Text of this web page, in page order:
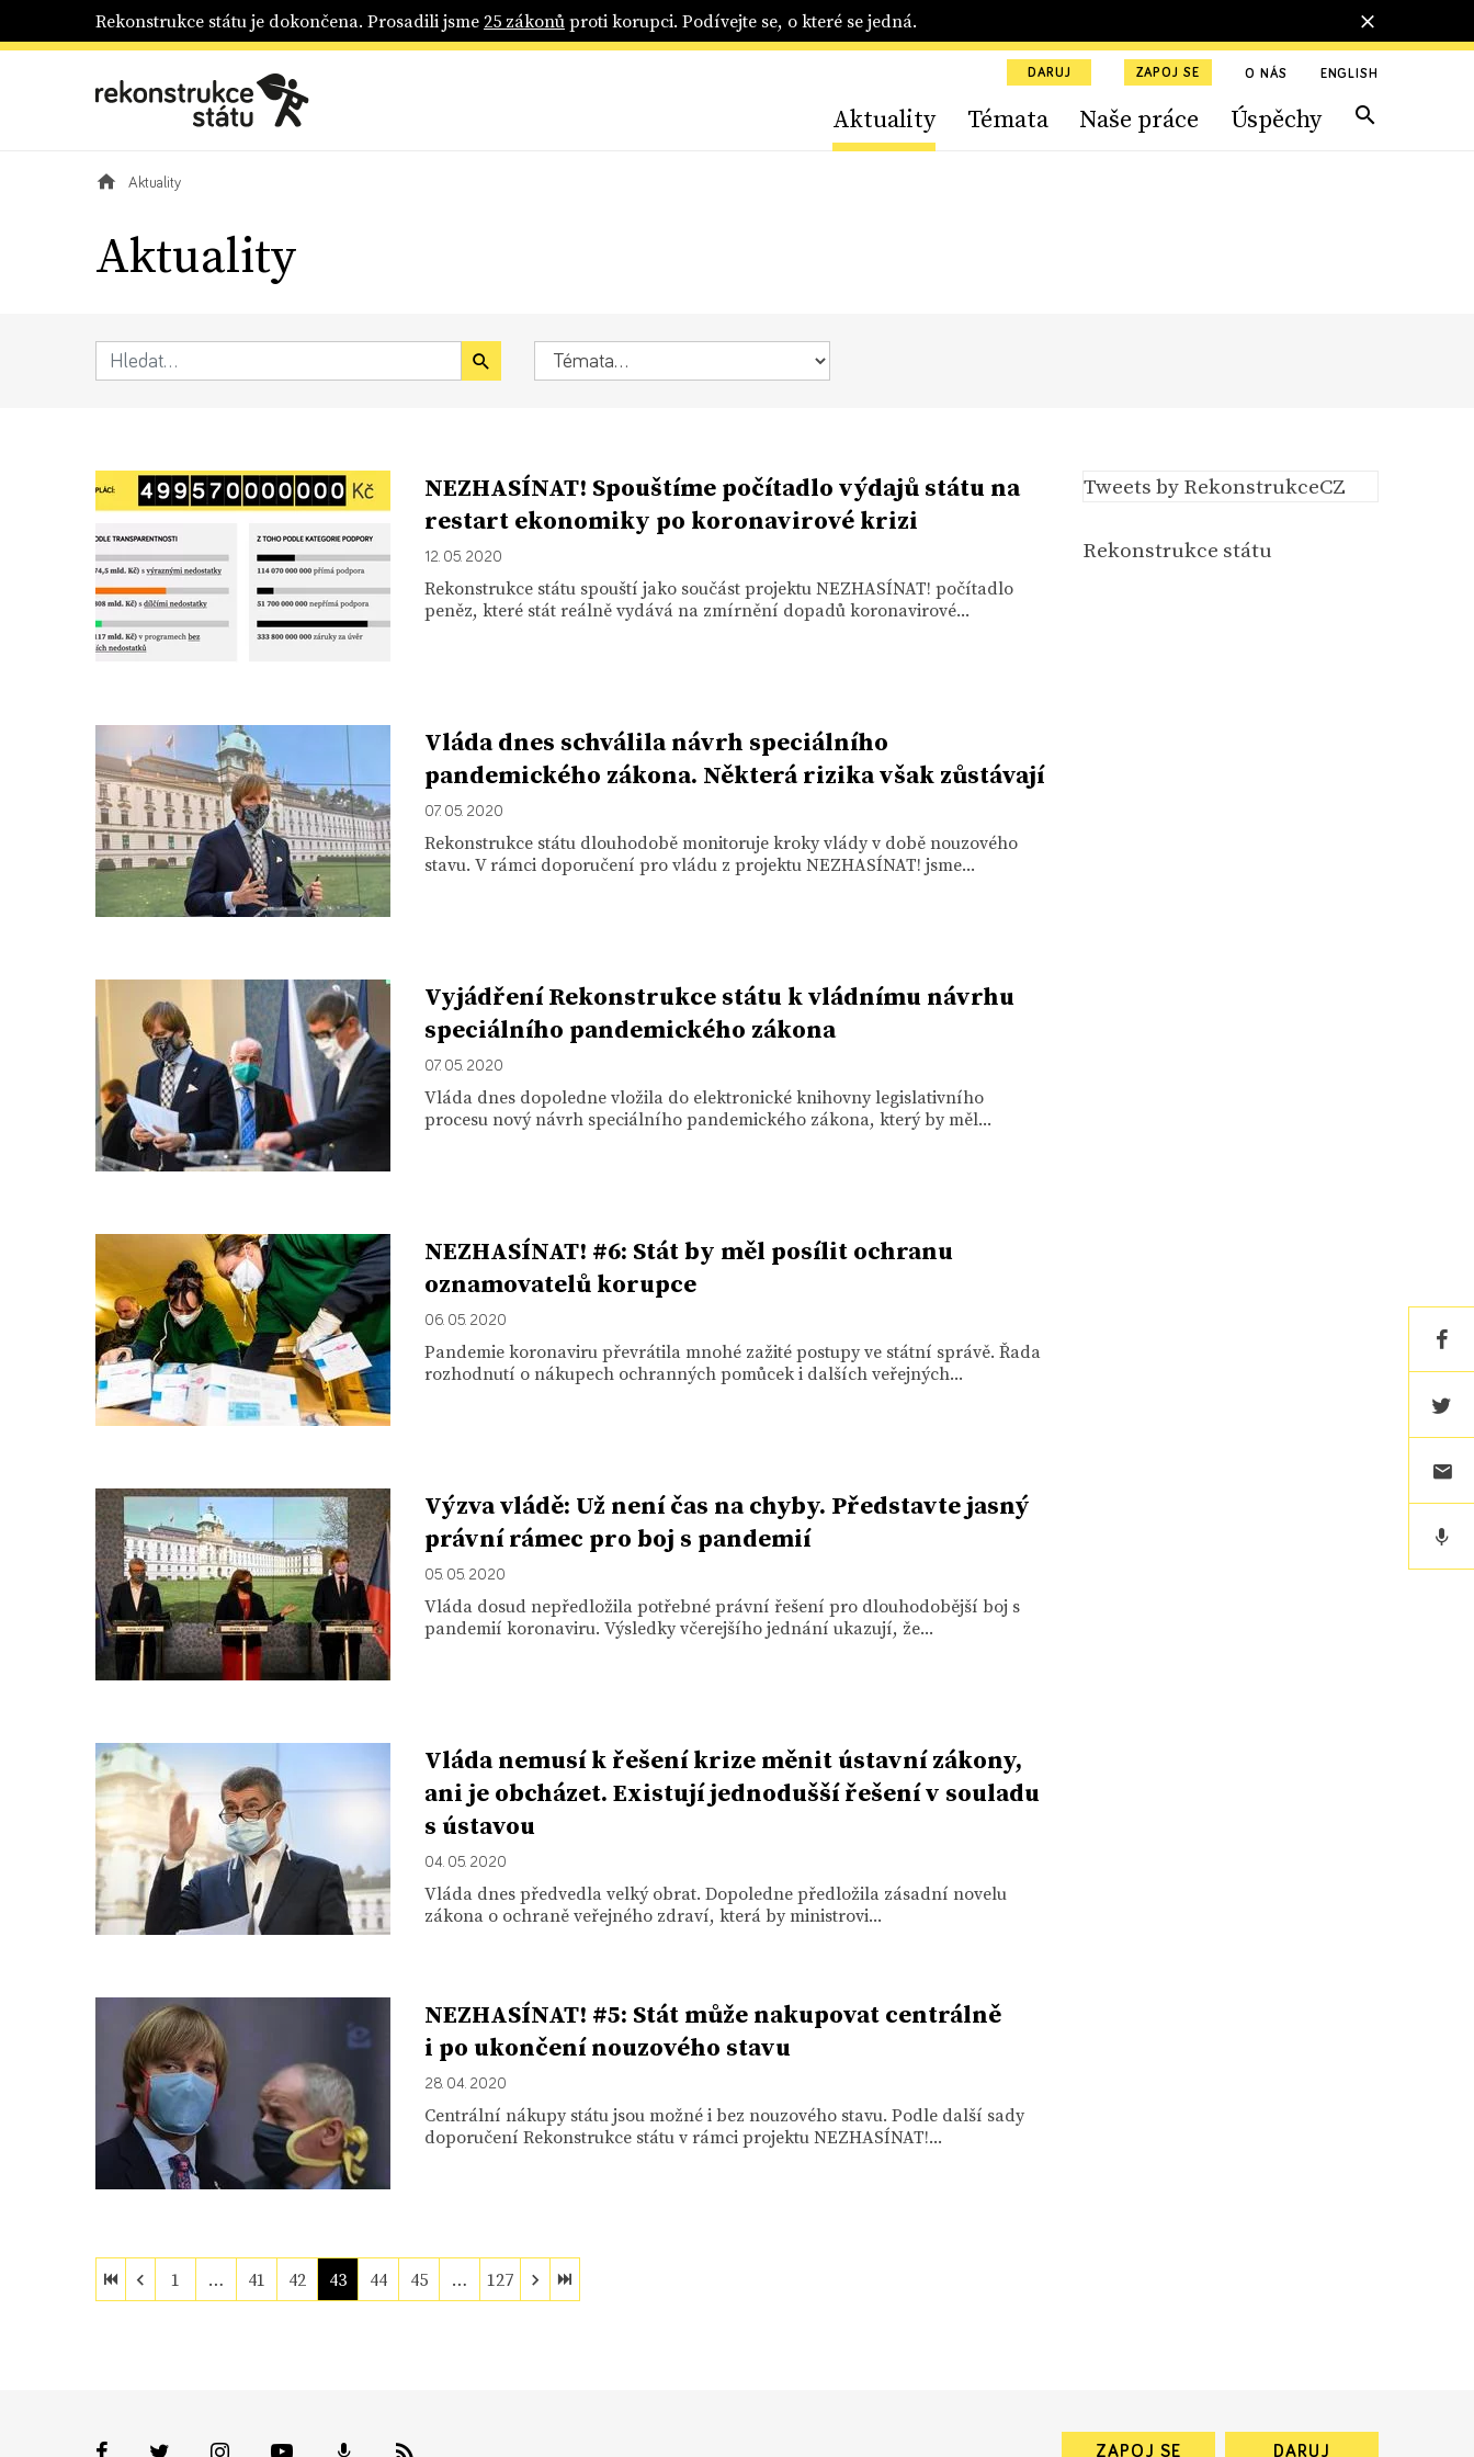
Rekonstrukce státu je dokončena. Prosadili jsme25 zákonůproti korupci. Podívejte se, o které se jedná.
DARUJ ZAPOJ SE O NÁS ENGLISH
Aktuality Témata Naše práce Úspěchy
Aktuality
Aktuality
NEZHASÍNAT! Spouštíme počítadlo výdajů státu na
restart ekonomiky po koronavirové krizi
12. 05. 2020
Rekonstrukce státu spouští jako součást projektu NEZHASÍNAT! počítadlo
peněz, které stát reálně vydává na zmírnění dopadů koronavirové...
Vláda dnes schválila návrh speciálního
pandemického zákona. Některá rizika však zůstávají
07. 05. 2020
Rekonstrukce státu dlouhodobě monitoruje kroky vlády v době nouzového
stavu. V rámci doporučení pro vládu z projektu NEZHASÍNAT! jsme...
Vyjádření Rekonstrukce státu k vládnímu návrhu
speciálního pandemického zákona
07. 05. 2020
Vláda dnes dopoledne vložila do elektronické knihovny legislativního
procesu nový návrh speciálního pandemického zákona, který by měl...
NEZHASÍNAT! #6: Stát by měl posílit ochranu
oznamovatelů korupce
06. 05. 2020
Pandemie koronaviru převrátila mnohé zažité postupy ve státní správě. Řada
rozhodnutí o nákupech ochranných pomůcek i dalších veřejných...
Výzva vládě: Už není čas na chyby. Představte jasný
právní rámec pro boj s pandemií
05. 05. 2020
Vláda dosud nepředložila potřebné právní řešení pro dlouhodobější boj s
pandemií koronaviru. Výsledky včerejšího jednání ukazují, že...
Vláda nemusí k řešení krize měnit ústavní zákony,
ani je obcházet. Existují jednodušší řešení v souladu
s ústavou
04. 05. 2020
Vláda dnes předvedla velký obrat. Dopoledne předložila zásadní novelu
zákona o ochraně veřejného zdraví, která by ministrovi...
NEZHASÍNAT! #5: Stát může nakupovat centrálně
i po ukončení nouzového stavu
28. 04. 2020
Centrální nákupy státu jsou možné i bez nouzového stavu. Podle další sady
doporučení Rekonstrukce státu v rámci projektu NEZHASÍNAT!...
Tweets by RekonstrukceCZ
Rekonstrukce státu
1 … 41 42 43 44 45 … 127
ZAPOJ SE DARUJ